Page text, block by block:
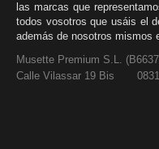
las marcas que
todos vosotros que usáis el
además de nosotros mismos
Musette Premium S.L. (
Calle Vilassar 19 Bis